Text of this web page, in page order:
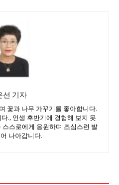
선 기자
꽃과 나무 가꾸기를 좋아합니다.
., 인생 후반기에 경험해 보지 못
스로에게 응원하며 조심스런 발
나아갑니다.